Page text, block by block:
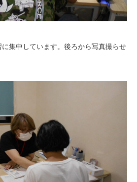
集中しています。後ろから写真撮らせ